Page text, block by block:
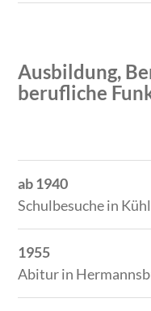
Ausbildung,
berufliche
Zeitraum
Tätigkeit
ab 1940
Schulbesuche in
1955
Abitur in